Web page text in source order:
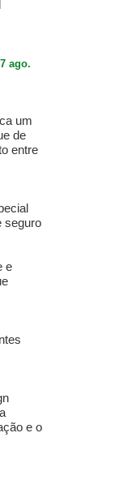
da
ago.
um
de
entre
seguro
e
e o